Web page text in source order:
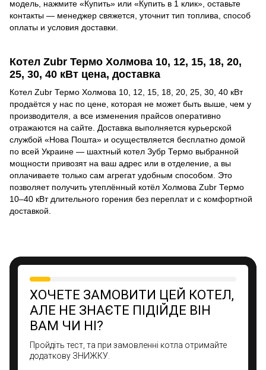
модель, нажмите «Купить» или «Купить в 1 клик», оставьте
контакты — менеджер свяжется, уточнит тип топлива, способ
оплаты и условия доставки.
Котел Zubr Термо Холмова 10, 12, 15, 18, 20,
25, 30, 40 кВт цена, доставка
Котел Zubr Термо Холмова 10, 12, 15, 18, 20, 25, 30, 40 кВт
продаётся у нас по цене, которая не может быть выше, чем у
производителя, а все изменения прайсов оперативно
отражаются на сайте. Доставка выполняется курьерской
службой «Нова Пошта» и осуществляется бесплатно домой
по всей Украине — шахтный котел Зубр Термо выбранной
мощности привозят на ваш адрес или в отделение, а вы
оплачиваете только сам агрегат удобным способом. Это
позволяет получить утеплённый котёл Холмова Zubr Термо
10–40 кВт длительного горения без переплат и с комфортной
доставкой.